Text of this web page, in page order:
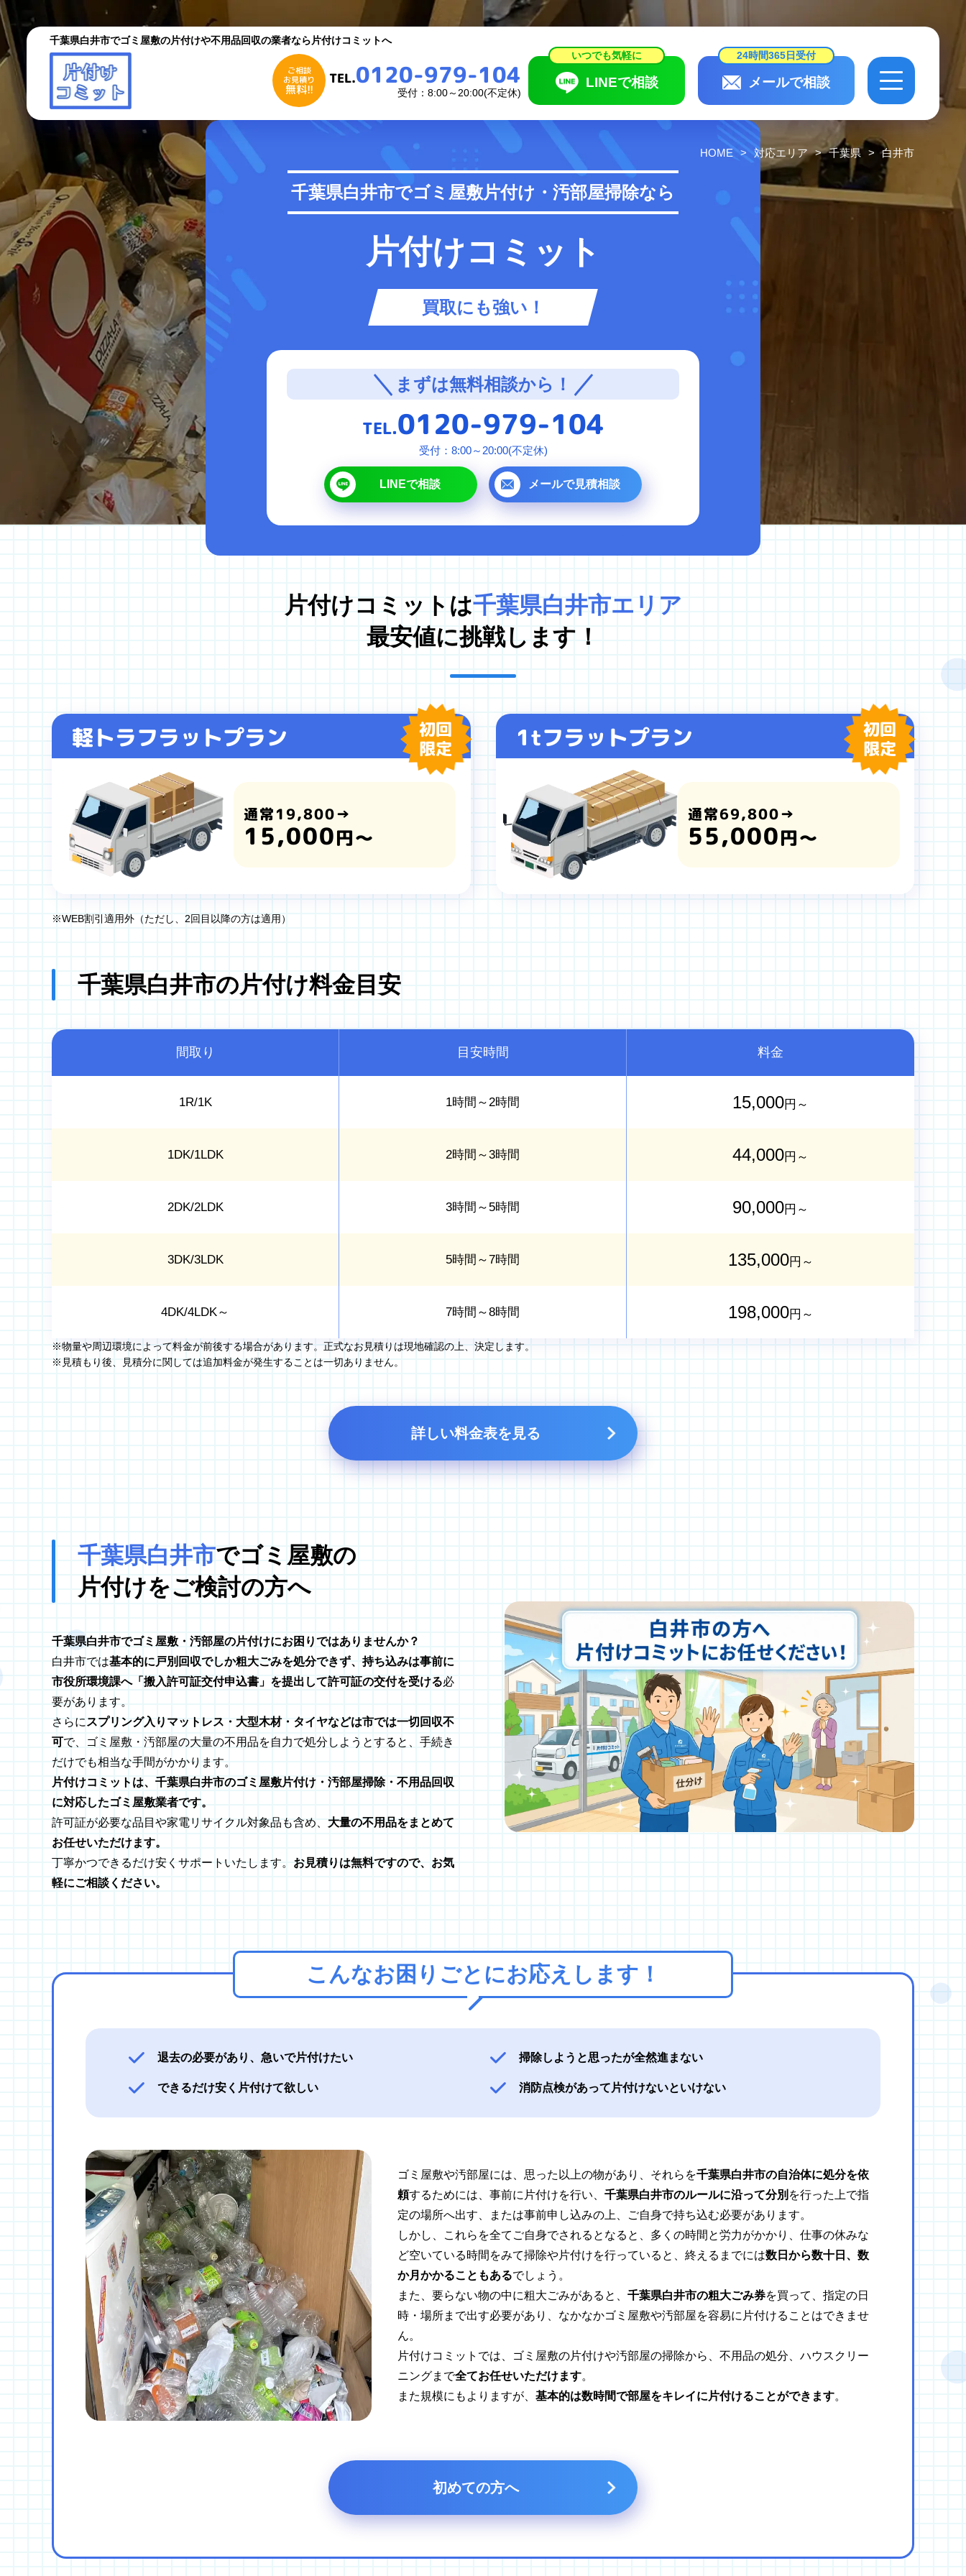
千葉県白井市でゴミ屋敷の片付けや不用品回収の業者なら片付けコミットへ
ご相談
お見積り
無料!!
TEL.0120-979-104
受付：8:00～20:00(不定休)
いつでも気軽に
LINEで相談
24時間365日受付
メールで相談
ご相談
お見積り
無料!!
TEL. 0120-979-104
受付：8:00～20:00(不定休)
いつでも気軽に
LINEで相談
24時間365日受付
メールで相談
初めての方へ ご依頼の流れ 料金表 スタッフ紹介
採用情報 作業実績・ お客様の声
お役立ちコラム
サービス案内
ゴミ屋敷片付け
汚部屋掃除
不用品回収
生前整理・遺品整理
ハウスクリーニング
買取
東京都
千葉県
埼玉県
神奈川県
茨城県
HOME 対応エリア 千葉県 白井市
千葉県白井市でゴミ屋敷片付け・汚部屋掃除なら
片付けコミット
買取にも強い！
まずは無料相談から！
TEL.0120-979-104
受付：8:00～20:00(不定休)
LINEで相談 メールで見積相談
片付けコミットは千葉県白井市エリア
最安値に挑戦します！
軽トラフラットプラン
初回
限定
通常19,800→
15,000円～
1tフラットプラン
初回
限定
通常69,800→
55,000円～
※WEB割引適用外（ただし、2回目以降の方は適用）
千葉県白井市の片付け料金目安
間取り 目安時間 料金
1R/1K 1時間～2時間 15,000円～
1DK/1LDK 2時間～3時間 44,000円～
2DK/2LDK 3時間～5時間 90,000円～
3DK/3LDK 5時間～7時間 135,000円～
4DK/4LDK～ 7時間～8時間 198,000円～
※物量や周辺環境によって料金が前後する場合があります。正式なお見積りは現地確認の上、決定します。
※見積もり後、見積分に関しては追加料金が発生することは一切ありません。
詳しい料金表を見る
千葉県白井市でゴミ屋敷の
片付けをご検討の方へ
千葉県白井市でゴミ屋敷・汚部屋の片付けにお困りではありませんか？
白井市では基本的に戸別回収でしか粗大ごみを処分できず、持ち込みは事前に
市役所環境課へ「搬入許可証交付申込書」を提出して許可証の交付を受ける必
要があります。
さらに スプリング入りマットレス・大型木材・タイヤなどは市では一切回収不
可で、ゴミ屋敷・汚部屋の大量の不用品を自力で処分しようとすると、手続き
だけでも相当な手間がかかります。
片付けコミットは、千葉県白井市のゴミ屋敷片付け・汚部屋掃除・不用品回収
に対応したゴミ屋敷業者です。
許可証が必要な品目や家電リサイクル対象品も含め、 大量の不用品をまとめて
お任せいただけます。
丁寧かつできるだけ安くサポートいたします。 お見積りは無料ですので、お気
軽にご相談ください。
こんなお困りごとにお応えします！
退去の必要があり、急いで片付けたい 掃除しようと思ったが全然進まない
できるだけ安く片付けて欲しい 消防点検があって片付けないといけない
ゴミ屋敷や汚部屋には、思った以上の物があり、それらを千葉県白井市の自治体に処分を依
頼するためには、事前に片付けを行い、千葉県白井市のルールに沿って分別 を行った上で指
定の場所へ出す、または事前申し込みの上、ご自身で持ち込む必要があります。
しかし、これらを全てご自身でされるとなると、多くの時間と労力がかかり、仕事の休みな
ど空いている時間をみて掃除や片付けを行っていると、終えるまでには数日から数十日、数
か月かかることもあるでしょう。
また、要らない物の中に粗大ごみがあると、千葉県白井市の粗大ごみ券を買って、指定の日
時・場所まで出す必要があり、なかなかゴミ屋敷や汚部屋を容易に片付けることはできませ
ん。
片付けコミットでは、ゴミ屋敷の片付けや汚部屋の掃除から、不用品の処分、ハウスクリー
ニングまで全てお任せいただけます。
また規模にもよりますが、基本的は数時間で部屋をキレイに片付けることができます。
初めての方へ